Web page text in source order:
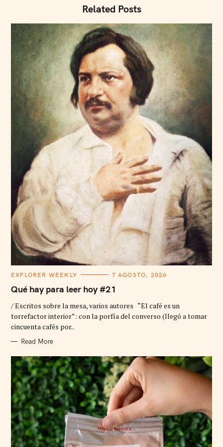
Related Posts
C
T
E
O
R
I
E
EXPLORER WEEKLY 7 AGOSTO, 2026
Qué hay para leer hoy #21
/ Escritos sobre la mesa, varios autores “El café es un
torrefactor interior”: con la porfía del converso (llegó a tomar
cincuenta cafés por..
Read More